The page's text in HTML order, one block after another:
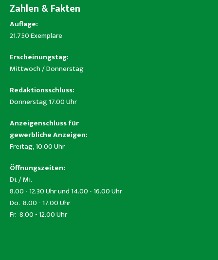
Zahlen & Fakten
Auflage:
21.750 Exemplare
Erscheinungstag:
Mittwoch / Donnerstag
Redaktionsschluss:
Donnerstag 17.00 Uhr
Anzeigenschluss für
gewerbliche Anzeigen:
Freitag, 10.00 Uhr
Öffnungszeiten:
Di. / Mi.
8.00 - 12.30 Uhr und 14.00 - 16.00 Uhr
Do. 8.00 - 17.00 Uhr
Fr. 8.00 - 12.00 Uhr